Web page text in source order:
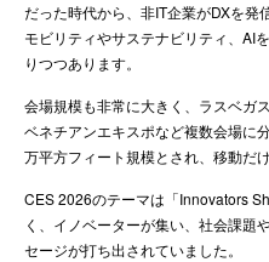
だった時代から、非IT企業がDXを発
モビリティやサステナビリティ、AI
りつつあります。
会場規模も非常に大きく、ラスベガ
ベネチアンエキスポなど複数会場に
万平方フィート規模とされ、移動だ
CES 2026のテーマは「Innovators
く、イノベーターが集い、社会課題
セージが打ち出されていました。